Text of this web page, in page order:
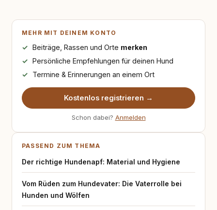
MEHR MIT DEINEM KONTO
Beiträge, Rassen und Orte merken
Persönliche Empfehlungen für deinen Hund
Termine & Erinnerungen an einem Ort
Kostenlos registrieren →
Schon dabei? Anmelden
PASSEND ZUM THEMA
Der richtige Hundenapf: Material und Hygiene
Vom Rüden zum Hundevater: Die Vaterrolle bei
Hunden und Wölfen